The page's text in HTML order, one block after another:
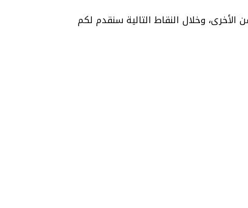
وخلال النقاط التالية سنقدم لكم